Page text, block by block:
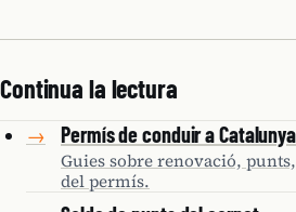
Continua la lectura
→ Permís de conduir a Catalunya
Guies sobre renovació,
del permís.